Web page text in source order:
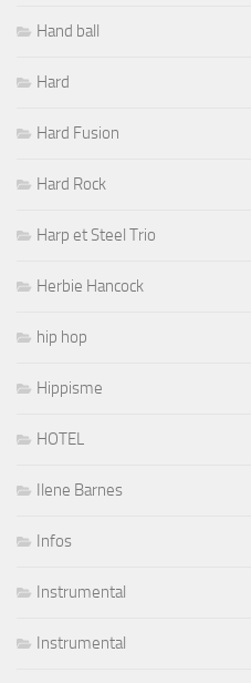
Hand ball
Hard
Hard Fusion
Hard Rock
Harp et Steel Trio
Herbie Hancock
hip hop
Hippisme
HOTEL
Ilene Barnes
Infos
Instrumental
Instrumental